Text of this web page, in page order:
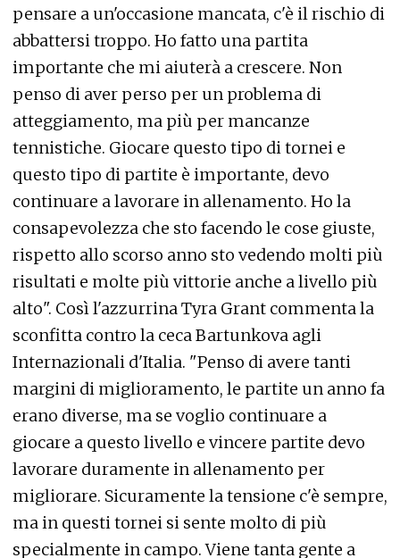
pensare a un'occasione mancata, c'è il rischio di
abbattersi troppo. Ho fatto una partita
importante che mi aiuterà a crescere. Non
penso di aver perso per un problema di
atteggiamento, ma più per mancanze
tennistiche. Giocare questo tipo di tornei e
questo tipo di partite è importante, devo
continuare a lavorare in allenamento. Ho la
consapevolezza che sto facendo le cose giuste,
rispetto allo scorso anno sto vedendo molti più
risultati e molte più vittorie anche a livello più
alto". Così l'azzurrina Tyra Grant commenta la
sconfitta contro la ceca Bartunkova agli
Internazionali d'Italia. "Penso di avere tanti
margini di miglioramento, le partite un anno fa
erano diverse, ma se voglio continuare a
giocare a questo livello e vincere partite devo
lavorare duramente in allenamento per
migliorare. Sicuramente la tensione c'è sempre,
ma in questi tornei si sente molto di più
specialmente in campo. Viene tanta gente a